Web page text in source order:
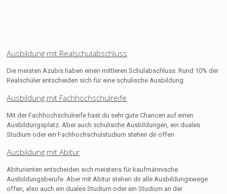
Ausbildung mit Realschulabschluss
Die meisten Azubis haben einen mittleren Schulabschluss. Rund 10% der
Realschüler entscheiden sich für eine schulische Ausbildung.
Ausbildung mit Fachhochschulreife
Mit der Fachhochschulreife hast du sehr gute Chancen auf einen
Ausbildungsplatz. Aber auch schulische Ausbildungen, ein duales
Studium oder ein Fachhochschulstudium stehen dir offen
Ausbildung mit Abitur
Abiturienten entscheiden sich meistens für kaufmännische
Ausbildungsberufe. Aber mit Abitur stehen dir alle Ausbildungswege
offen, also auch ein duales Studium oder ein Studium an der